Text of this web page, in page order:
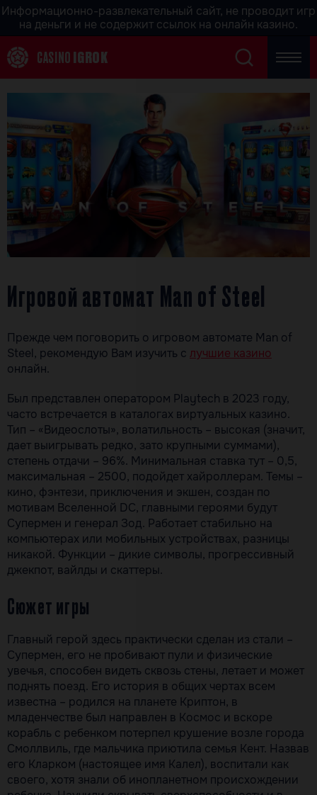
Информационно-развлекательный сайт, не проводит игр
на деньги и не содержит ссылок на онлайн казино.
CASINOIGROK
Игровой автомат Man of Steel
Прежде чем поговорить о игровом автомате Man of
Steel, рекомендую Вам изучить с лучшие казино
онлайн.
Был представлен оператором Playtech в 2023 году,
часто встречается в каталогах виртуальных казино.
Тип – «Видеослоты», волатильность – высокая (значит,
дает выигрывать редко, зато крупными суммами),
степень отдачи – 96%. Минимальная ставка тут – 0,5,
максимальная – 2500, подойдет хайроллерам. Темы –
кино, фэнтези, приключения и экшен, создан по
мотивам Вселенной DC, главными героями будут
Супермен и генерал Зод. Работает стабильно на
компьютерах или мобильных устройствах, разницы
никакой. Функции – дикие символы, прогрессивный
джекпот, вайлды и скаттеры.
Сюжет игры
Главный герой здесь практически сделан из стали –
Супермен, его не пробивают пули и физические
увечья, способен видеть сквозь стены, летает и может
поднять поезд. Его история в общих чертах всем
известна – родился на планете Криптон, в
младенчестве был направлен в Космос и вскоре
корабль с ребенком потерпел крушение возле города
Смоллвиль, где мальчика приютила семья Кент. Назвав
его Кларком (настоящее имя Калел), воспитали как
своего, хотя знали об инопланетном происхождении